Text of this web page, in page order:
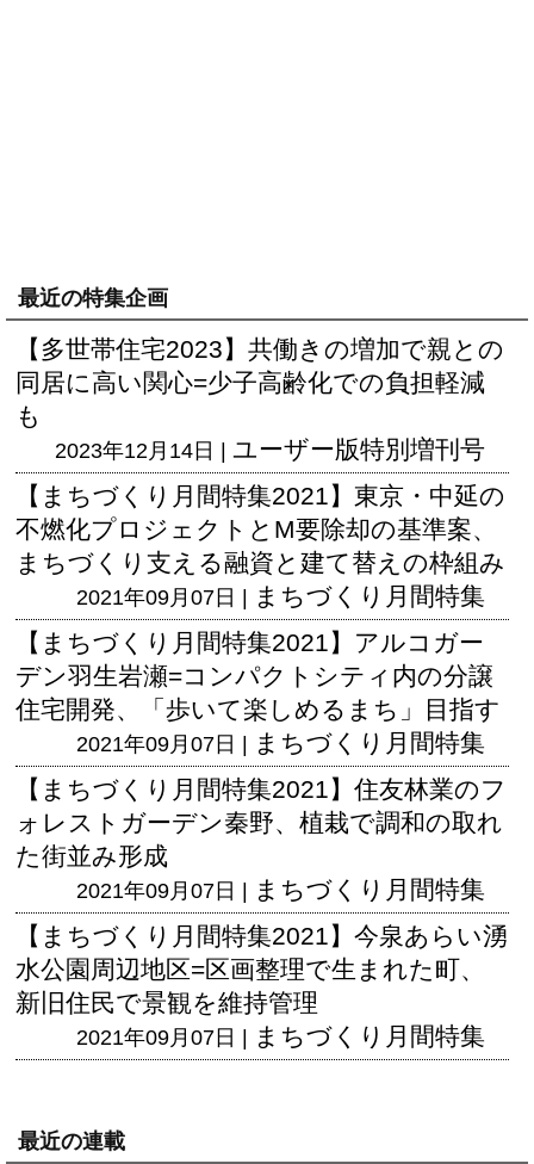
最近の特集企画
【多世帯住宅2023】共働きの増加で親との
同居に高い関心=少子高齢化での負担軽減
も
2023年12月14日 | ユーザー版特別増刊号
【まちづくり月間特集2021】東京・中延の
不燃化プロジェクトとM要除却の基準案、
まちづくり支える融資と建て替えの枠組み
2021年09月07日 | まちづくり月間特集
【まちづくり月間特集2021】アルコガー
デン羽生岩瀬=コンパクトシティ内の分譲
住宅開発、「歩いて楽しめるまち」目指す
2021年09月07日 | まちづくり月間特集
【まちづくり月間特集2021】住友林業のフ
ォレストガーデン秦野、植栽で調和の取れ
た街並み形成
2021年09月07日 | まちづくり月間特集
【まちづくり月間特集2021】今泉あらい湧
水公園周辺地区=区画整理で生まれた町、
新旧住民で景観を維持管理
2021年09月07日 | まちづくり月間特集
最近の連載